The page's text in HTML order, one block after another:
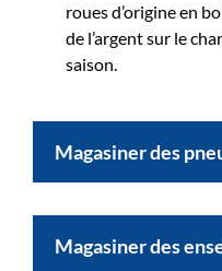
roues d’origine en
de l’argent sur le
saison.
Magasiner des
Magasiner des